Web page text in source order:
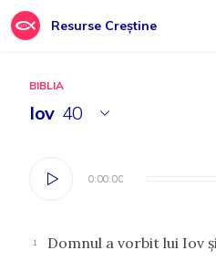
Resurse Creștine
BIBLIA
Iov 40
0:00:00
0:00:00
1 Domnul a vorbit lui Iov